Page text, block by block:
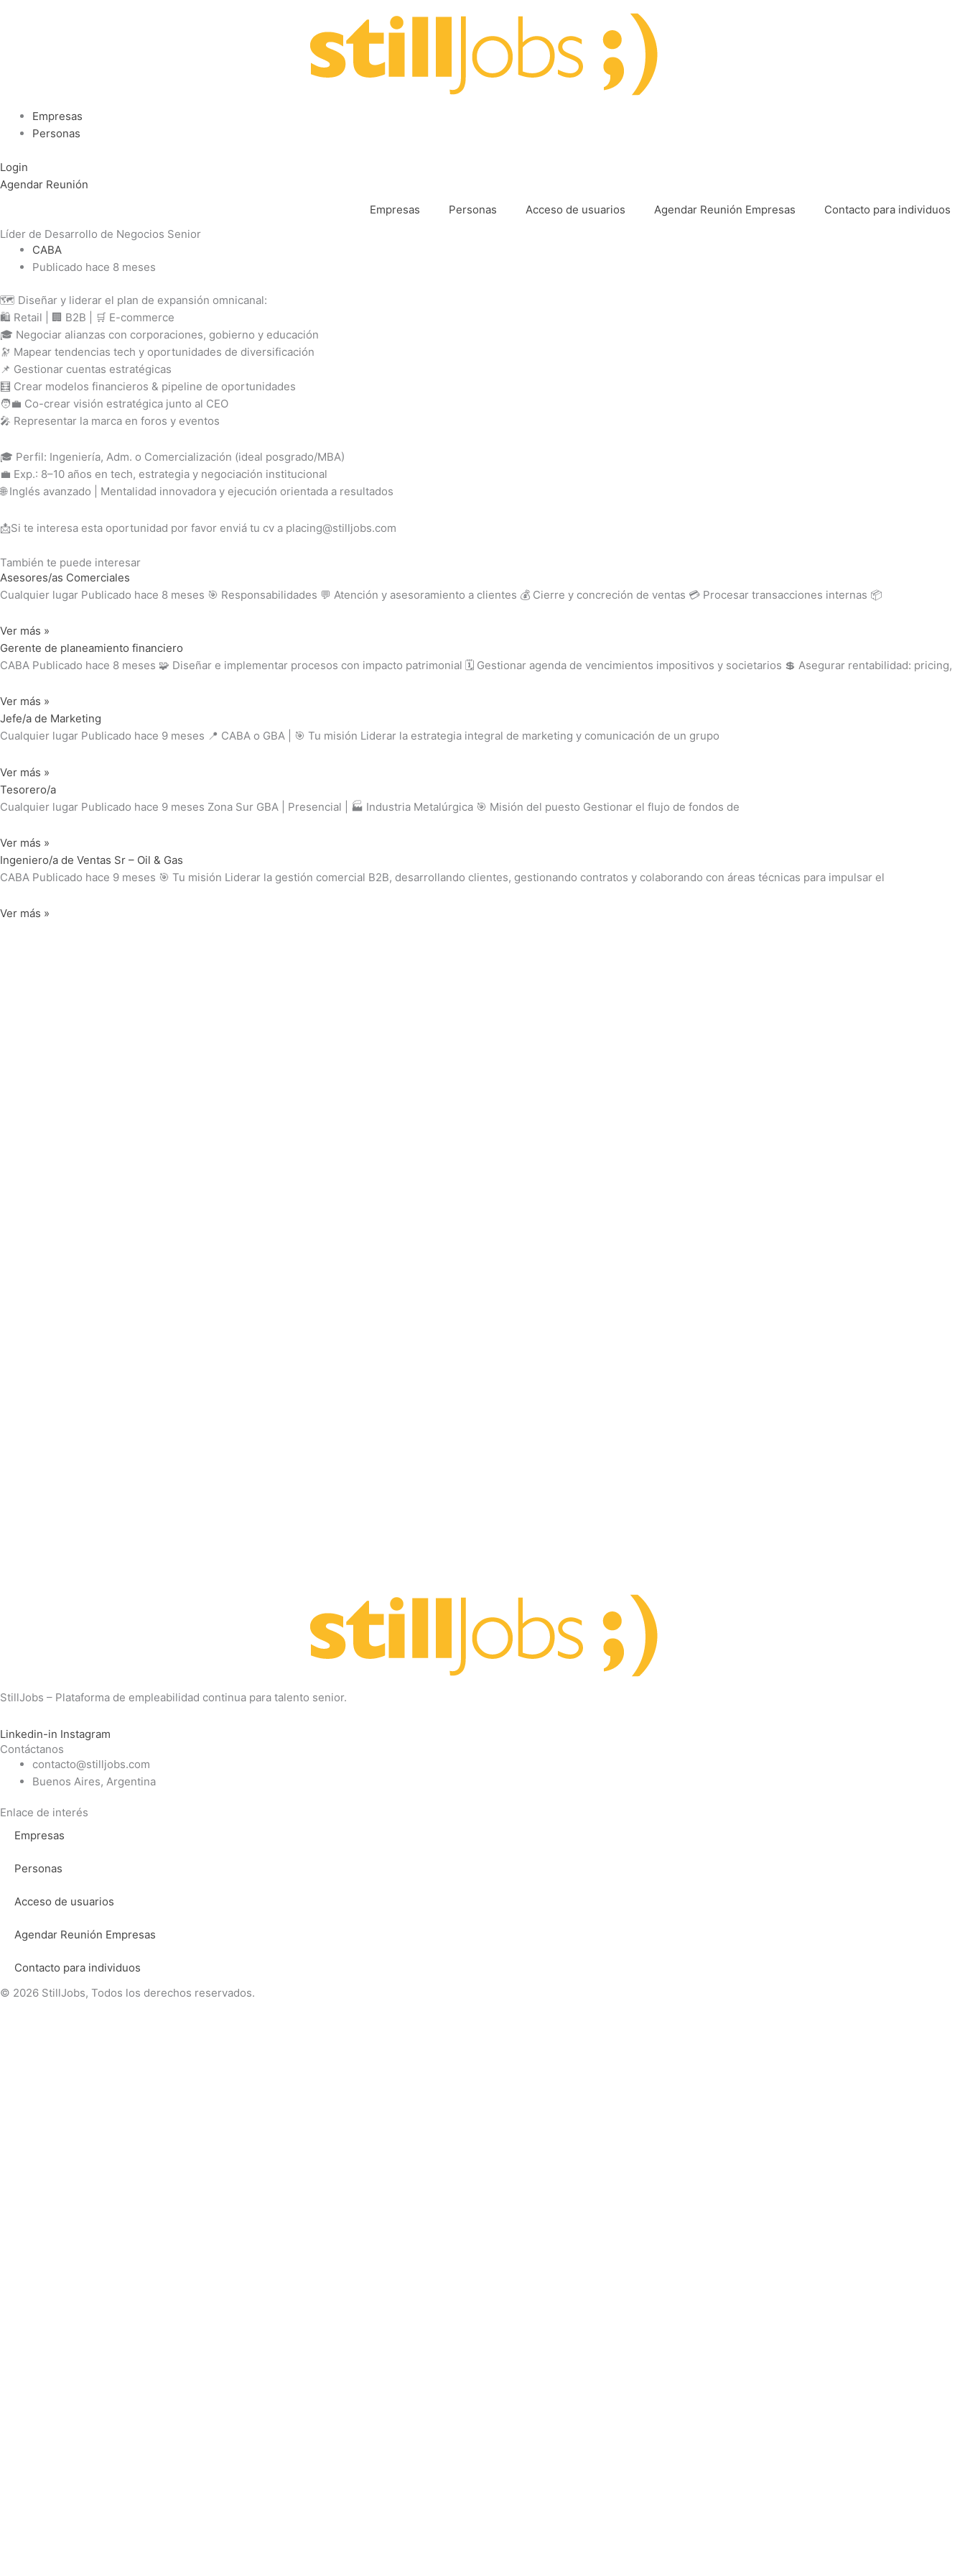
Empresas
Personas
Login
Agendar Reunión
Empresas
Personas Acceso de usuarios Agendar Reunión Empresas
Contacto para individuos
Líder de Desarrollo de Negocios Senior
CABA
Publicado hace 8 meses
🗺️ Diseñar y liderar el plan de expansión omnicanal:
🛍️ Retail | 🏢 B2B | 🛒 E-commerce
🎓 Negociar alianzas con corporaciones, gobierno y educación
🔭 Mapear tendencias tech y oportunidades de diversificación
📌 Gestionar cuentas estratégicas
🧮 Crear modelos financieros & pipeline de oportunidades
🧑‍💼 Co-crear visión estratégica junto al CEO
🎤 Representar la marca en foros y eventos
🎓 Perfil: Ingeniería, Adm. o Comercialización (ideal posgrado/MBA)
💼 Exp.: 8–10 años en tech, estrategia y negociación institucional
🌐 Inglés avanzado | Mentalidad innovadora y ejecución orientada a resultados
📩Si te interesa esta oportunidad por favor enviá tu cv a placing@stilljobs.com
También te puede interesar
Asesores/as Comerciales
Cualquier lugar Publicado hace 8 meses 🎯 Responsabilidades 💬 Atención y asesoramiento a clientes 💰 Cierre y concreción de ventas 💳 Procesar transacciones internas 📦
Ver más »
Gerente de planeamiento financiero
CABA Publicado hace 8 meses 🧩 Diseñar e implementar procesos con impacto patrimonial 🗓️ Gestionar agenda de vencimientos impositivos y societarios 💲 Asegurar rentabilidad: pricing,
Ver más »
Jefe/a de Marketing
Cualquier lugar Publicado hace 9 meses 📍 CABA o GBA | 🎯 Tu misión Liderar la estrategia integral de marketing y comunicación de un grupo
Ver más »
Tesorero/a
Cualquier lugar Publicado hace 9 meses Zona Sur GBA | Presencial | 🏭 Industria Metalúrgica 🎯 Misión del puesto Gestionar el flujo de fondos de
Ver más »
Ingeniero/a de Ventas Sr – Oil & Gas
CABA Publicado hace 9 meses 🎯 Tu misión Liderar la gestión comercial B2B, desarrollando clientes, gestionando contratos y colaborando con áreas técnicas para impulsar el
Ver más »
StillJobs – Plataforma de empleabilidad continua para talento senior.
Linkedin-in Instagram
Contáctanos
contacto@stilljobs.com
Buenos Aires, Argentina
Enlace de interés
Empresas
Personas
Acceso de usuarios
Agendar Reunión Empresas
Contacto para individuos
© 2026 StillJobs, Todos los derechos reservados.